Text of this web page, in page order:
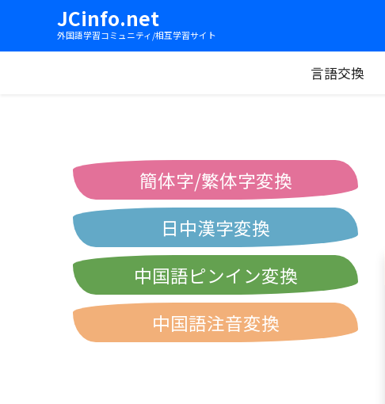
JCinfo.net
外国語学習コミュニティ/相互学習サイト
言語交換
簡体字/繁体字変換
日中漢字変換
中国語ピンイン変換
中国語注音変換